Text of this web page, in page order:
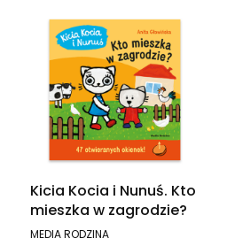
Kicia Kocia i Nunuś. Kto
mieszka w zagrodzie?
PRODUCENT
MEDIA RODZINA